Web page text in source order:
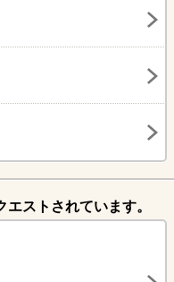
ストされています。